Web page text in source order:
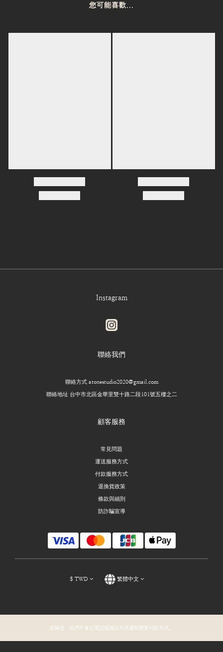
您可能喜歡...
Instagram
聯絡我們
聯絡方式 atonestudio2020@gmail.com
聯絡地址 台中市北區金華里雙十路二段101號五樓之二
顧客服務
常見問題
運送服務方式
付款服務方式
退換貨政策
條款與細則
防詐騙宣導
$ TWD 繁體中文
提醒您，我們不會以電話或簡訊方式通知變更付款方式。